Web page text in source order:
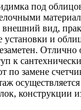
под
внешний вид,
установки и
Отлично
к
по замене
конструкции